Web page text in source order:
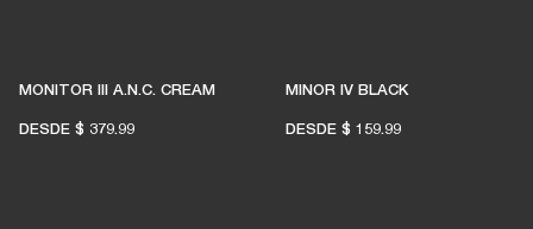
MONITOR III A.N.C. CREAM
DESDE $ 379.99
MINOR IV BLACK
DESDE $ 159.99